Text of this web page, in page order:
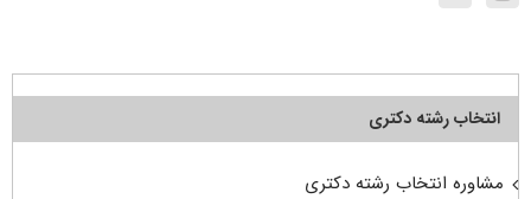
انتخاب رشته دکتری
مشاوره انتخاب رشته دکتری